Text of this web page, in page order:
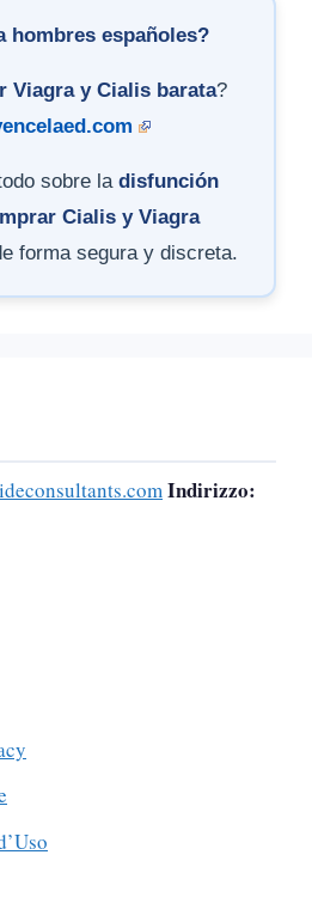
hombres españoles?
Viagra y Cialis barata?
sobre la disfunción
Cialis y Viagra
forma segura y discreta.
Indirizzo: